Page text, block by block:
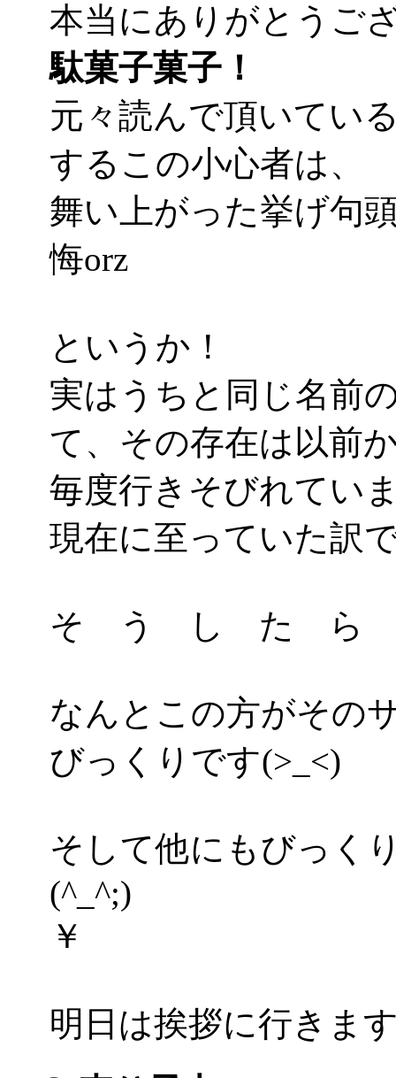
本当にありがとうご
駄菓子菓子！
元々読んで頂いてい
するこの小心者は、
舞い上がった挙げ句
悔orz
というか！
実はうちと同じ名前
て、その存在は以前
毎度行きそびれてい
現在に至っていた訳
そ う し た ら
なんとこの方がその
びっくりです(>_<)
そして他にもびっく
(^_^;)
￥
明日は挨拶に行きま